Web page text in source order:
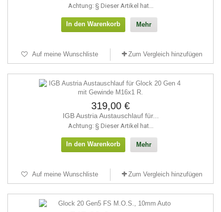
Achtung: § Dieser Artikel hat...
In den Warenkorb Mehr
Auf meine Wunschliste Zum Vergleich hinzufügen
319,00 €
IGB Austria Austauschlauf für...
Achtung: § Dieser Artikel hat...
In den Warenkorb Mehr
Auf meine Wunschliste Zum Vergleich hinzufügen